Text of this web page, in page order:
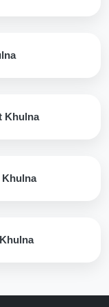
Khulna